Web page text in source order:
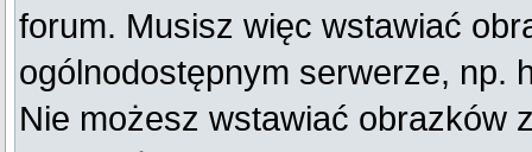
forum. Musisz więc wstawiać
ogólnodostępnym serwerze, np.
Nie możesz wstawiać obrazków